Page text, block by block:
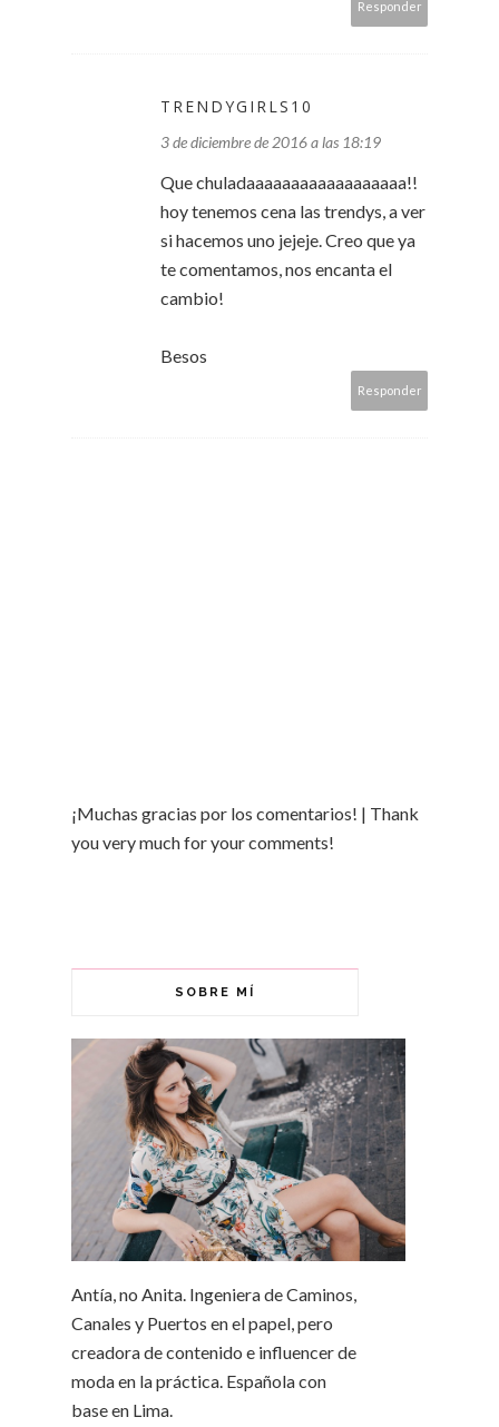
Responder
TRENDYGIRLS10
3 de diciembre de 2016 a las 18:19
Que chuladaaaaaaaaaaaaaaaaaa!!
hoy tenemos cena las trendys, a ver
si hacemos uno jejeje. Creo que ya
te comentamos, nos encanta el
cambio!
Besos
Responder
¡Muchas gracias por los comentarios! | Thank
you very much for your comments!
SOBRE MÍ
Antía, no Anita. Ingeniera de Caminos,
Canales y Puertos en el papel, pero
creadora de contenido e influencer de
moda en la práctica. Española con
base en Lima.